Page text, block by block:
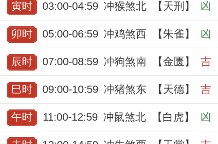
寅时 03:00-04:59 冲猴煞北 【天刑】 凶
卯时 05:00-06:59 冲鸡煞西 【朱雀】 凶
辰时 07:00-08:59 冲狗煞南 【金匮】 吉
巳时 09:00-10:59 冲猪煞东 【天德】 吉
午时 11:00-12:59 冲鼠煞北 【白虎】 凶